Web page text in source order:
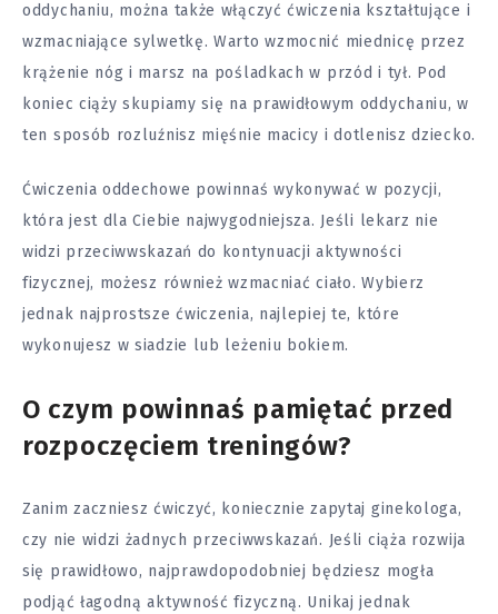
oddychaniu, można także włączyć ćwiczenia kształtujące i
wzmacniające sylwetkę. Warto wzmocnić miednicę przez
krążenie nóg i marsz na pośladkach w przód i tył. Pod
koniec ciąży skupiamy się na prawidłowym oddychaniu, w
ten sposób rozluźnisz mięśnie macicy i dotlenisz dziecko.
Ćwiczenia oddechowe powinnaś wykonywać w pozycji,
która jest dla Ciebie najwygodniejsza. Jeśli lekarz nie
widzi przeciwwskazań do kontynuacji aktywności
fizycznej, możesz również wzmacniać ciało. Wybierz
jednak najprostsze ćwiczenia, najlepiej te, które
wykonujesz w siadzie lub leżeniu bokiem.
O czym powinnaś pamiętać przed
rozpoczęciem treningów?
Zanim zaczniesz ćwiczyć, koniecznie zapytaj ginekologa,
czy nie widzi żadnych przeciwwskazań. Jeśli ciąża rozwija
się prawidłowo, najprawdopodobniej będziesz mogła
podjąć łagodną aktywność fizyczną. Unikaj jednak